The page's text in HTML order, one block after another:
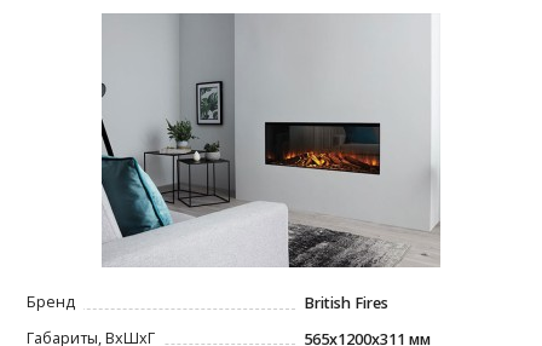
Бренд
British Fires
Габариты, ВxШxГ
565x1200x311 мм